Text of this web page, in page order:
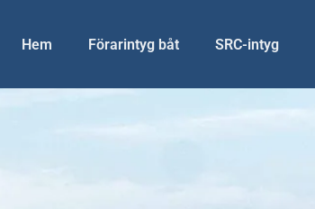
Hem Förarintyg båt SRC-intyg